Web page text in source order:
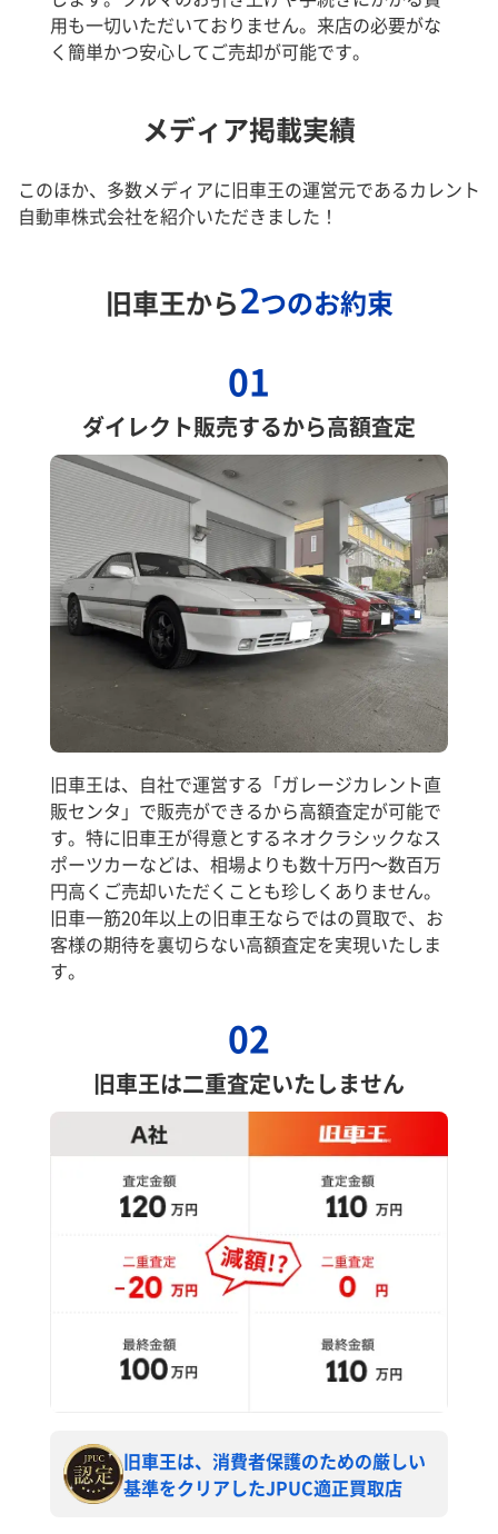
用も一切いただいておりません。来店の必要がな
く簡単かつ安心してご売却が可能です。
メディア掲載実績
このほか、多数メディアに旧車王の運営元であるカレント
自動車株式会社を紹介いただきました！
旧車王から2つのお約束
01
ダイレクト販売するから高額査定
旧車王は、自社で運営する「ガレージカレント直
販センタ」で販売ができるから高額査定が可能で
す。特に旧車王が得意とするネオクラシックなス
ポーツカーなどは、相場よりも数十万円～数百万
円高くご売却いただくことも珍しくありません。
旧車一筋20年以上の旧車王ならではの買取で、お
客様の期待を裏切らない高額査定を実現いたしま
す。
02
旧車王は二重査定いたしません
旧車王は、消費者保護のための厳しい
基準をクリアしたJPUC適正買取店